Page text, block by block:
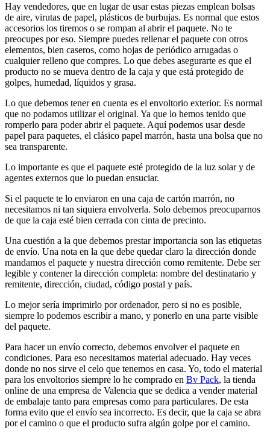
Hay vendedores, que en lugar de usar estas piezas emplean bolsas
de aire, virutas de papel, plásticos de burbujas. Es normal que estos
accesorios los tiremos o se rompan al abrir el paquete. No te
preocupes por eso. Siempre puedes rellenar el paquete con otros
elementos, bien caseros, como hojas de periódico arrugadas o
cualquier relleno que compres. Lo que debes asegurarte es que el
producto no se mueva dentro de la caja y que está protegido de
golpes, humedad, líquidos y grasa.
Lo que debemos tener en cuenta es el envoltorio exterior. Es normal
que no podamos utilizar el original. Ya que lo hemos tenido que
romperlo para poder abrir el paquete. Aquí podemos usar desde
papel para paquetes, el clásico papel marrón, hasta una bolsa que no
sea transparente.
Lo importante es que el paquete esté protegido de la luz solar y de
agentes externos que lo puedan ensuciar.
Si el paquete te lo enviaron en una caja de cartón marrón, no
necesitamos ni tan siquiera envolverla. Solo debemos preocuparnos
de que la caja esté bien cerrada con cinta de precinto.
Una cuestión a la que debemos prestar importancia son las etiquetas
de envío. Una nota en la que debe quedar claro la dirección donde
mandamos el paquete y nuestra dirección como remitente. Debe ser
legible y contener la dirección completa: nombre del destinatario y
remitente, dirección, ciudad, código postal y país.
Lo mejor sería imprimirlo por ordenador, pero si no es posible,
siempre lo podemos escribir a mano, y ponerlo en una parte visible
del paquete.
Para hacer un envío correcto, debemos envolver el paquete en
condiciones. Para eso necesitamos material adecuado. Hay veces
donde no nos sirve el celo que tenemos en casa. Yo, todo el material
para los envoltorios siempre lo he comprado en Bv Pack, la tienda
online de una empresa de Valencia que se dedica a vender material
de embalaje tanto para empresas como para particulares. De esta
forma evito que el envío sea incorrecto. Es decir, que la caja se abra
por el camino o que el producto sufra algún golpe por el camino.